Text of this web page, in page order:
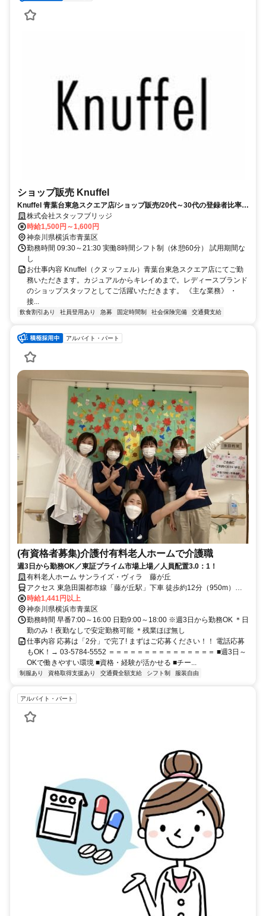
ショップ販売 Knuffel
Knuffel 青葉台東急スクエア店/ショップ販売/20代～30代の登録者比率約
85％！/急募/女性活躍/正社員登用あり/横浜市青葉区/お仕事No246453
株式会社スタッフブリッジ
時給1,500円～1,600円
神奈川県横浜市青葉区
勤務時間 09:30～21:30 実働8時間シフト制（休憩60分） 試用期間な
し
お仕事内容 Knuffel（クヌッフェル）青葉台東急スクエア店にてご勤
務いただきます。カジュアルからキレイめまで。レディースブランド
のショップスタッフとしてご活躍いただきます。 《主な業務》 ・
接...
飲食割引あり 社員登用あり 急募 固定時間制 社会保険完備 交通費支給
アルバイト・パート
(有資格者募集)介護付有料老人ホームで介護職
週3日から勤務OK／東証プライム市場上場／人員配置3.0：1！
有料老人ホーム サンライズ・ヴィラ 藤が丘
アクセス 東急田園都市線「藤が丘駅」下車 徒歩約12分（950m）、
東急田園都市線「藤が丘駅」下車 東急バス青83系統「青葉台駅行き
（梅が丘経由）」乗車約7分「中谷戸」バス停下車 徒歩1分
（50m）、東急田園都市線「青葉台駅」下車 東急バス青83系統「藤
が丘駅行き（梅が丘経由）」乗車約14分「中谷戸」バス停下車 徒歩1
分（50m）
時給1,441円以上
神奈川県横浜市青葉区
勤務時間 早番7:00～16:00 日勤9:00～18:00 ※週3日から勤務OK ＊日
勤のみ！夜勤なしで安定勤務可能 ＊残業ほぼ無し
仕事内容 応募は「2分」で完了! まずはご応募ください！！ 電話応募
もOK！→ 03-5784-5552 ＝＝＝＝＝＝＝＝＝＝＝＝＝＝＝ ■週3日～
OKで働きやすい環境 ■資格・経験が活かせる ■チー...
制服あり 資格取得支援あり 交通費全額支給 シフト制 服装自由
アルバイト・パート